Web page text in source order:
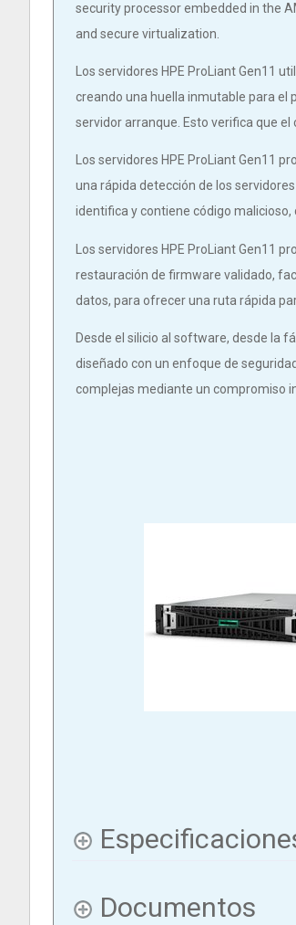
security processor embedded in the
and secure virtualization.
Los servidores HPE ProLiant Gen11
creando una huella inmutable para el
servidor arranque. Esto verifica que
Los servidores HPE ProLiant Gen11
una rápida detección de los
identifica y contiene código
Los servidores HPE ProLiant Gen11
restauración de firmware validado,
datos, para ofrecer una ruta rápida
Desde el silicio al software, desde la
diseñado con un enfoque de
complejas mediante un compromiso
Documentos